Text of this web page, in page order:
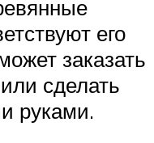
его
заказать
сделать
руками.